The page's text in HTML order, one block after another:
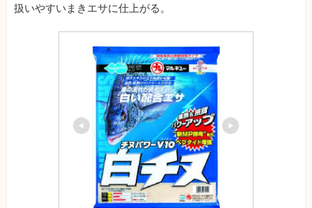
扱いやすいまきエサに仕上がる。